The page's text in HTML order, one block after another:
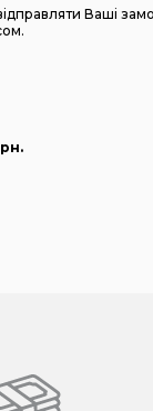
Ваші
.